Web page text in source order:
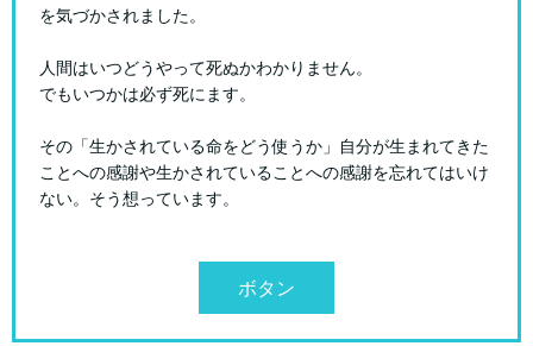
を気づかされました。
人間はいつどうやって死ぬかわかりません。
でもいつかは必ず死にます。
その「生かされている命をどう使うか」自分が生まれてきた
ことへの感謝や生かされていることへの感謝を忘れてはいけ
ない。そう想っています。
ボタン